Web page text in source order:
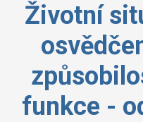
Životní
funkce -